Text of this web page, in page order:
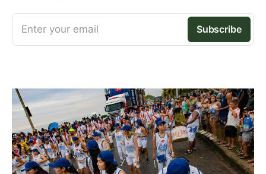
Enter your email Subscribe